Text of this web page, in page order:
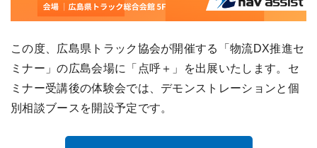
この度、広島県トラック協会が開催する「物流DX推進セ
ミナー」の広島会場に「点呼＋」を出展いたします。セ
ミナー受講後の体験会では、デモンストレーションと個
別相談ブースを開設予定です。